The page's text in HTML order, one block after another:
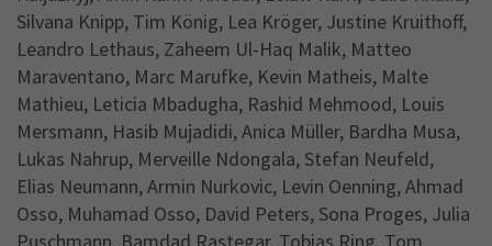
Silvana Knipp, Tim König, Lea Kröger, Justine Kruithoff,
Leandro Lethaus, Zaheem Ul-Haq Malik, Matteo
Maraventano, Marc Marufke, Kevin Matheis, Malte
Mathieu, Leticia Mbadugha, Rashid Mehmood, Louis
Mersmann, Hasib Mujadidi, Anica Müller, Bardha Musa,
Lukas Nahrup, Merveille Ndongala, Stefan Neufeld,
Elias Neumann, Armin Nurkovic, Levin Oenning, Ahmad
Osso, Muhamad Osso, David Peters, Sona Proges, Julia